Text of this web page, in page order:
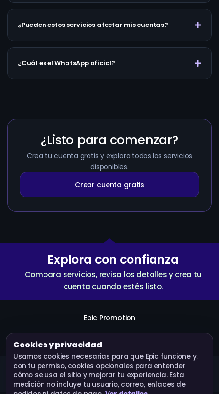
¿Pueden estos servicios afectar mis cuentas?
¿Cuál es el WhatsApp oficial?
¿Listo para comenzar?
Crea tu cuenta gratis y explora todos los servicios
disponibles.
Crear cuenta gratis
Explora con confianza
Compara servicios, revisa los detalles y crea tu
cuenta cuando estés listo.
Epic Promotion
Crear cuenta Servicios
Epic Promotion · Operado por Bluebox Corp © 2026.
Todos los derechos reservados.
Cookies y privacidad
Usamos cookies necesarias para que Epic funcione y,
con tu permiso, cookies opcionales para entender
cómo se usa el sitio y mejorar tu experiencia. Esta
medición no incluye tu usuario, correo, enlaces de